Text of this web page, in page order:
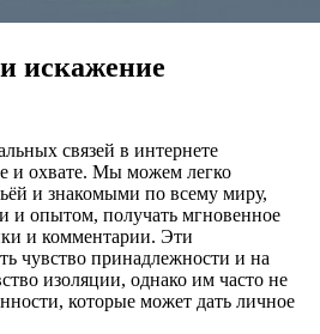
искажение
связей в интернете
и охвате. Мы можем легко
и знакомыми по всему миру,
и опытом, получать мгновенное
и комментарии. Эти
чувство принадлежности и на
изоляции, однако им часто не
которые может дать личное